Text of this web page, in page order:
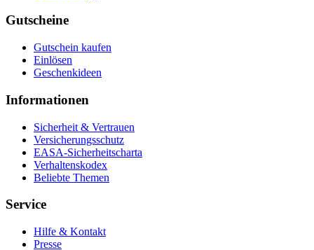
Gutscheine
Gutschein kaufen
Einlösen
Geschenkideen
Informationen
Sicherheit & Vertrauen
Versicherungsschutz
EASA-Sicherheitscharta
Verhaltenskodex
Beliebte Themen
Service
Hilfe & Kontakt
Presse